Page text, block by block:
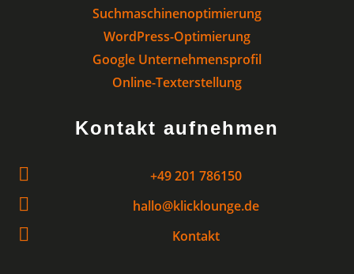
Suchmaschinenoptimierung
WordPress-Optimierung
Google Unternehmensprofil
Online-Texterstellung
Kontakt aufnehmen
 +49 201 786150
 hallo@klicklounge.de
 Kontakt